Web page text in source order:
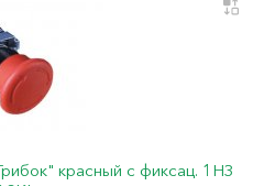
красный с фиксац. 1НЗ